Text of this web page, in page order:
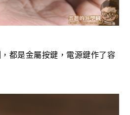
都是金屬按鍵，電源鍵作了容